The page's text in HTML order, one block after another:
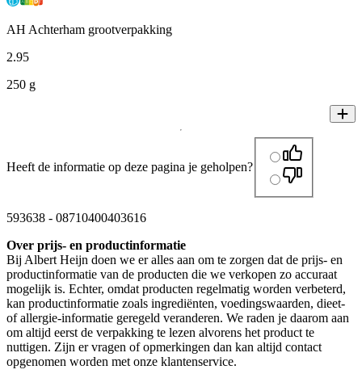
AH Achterham grootverpakking
2.95
250 g
Heeft de informatie op deze pagina je geholpen?
593638 - 08710400403616
Over prijs- en productinformatie
Bij Albert Heijn doen we er alles aan om te zorgen dat de prijs- en
productinformatie van de producten die we verkopen zo accuraat
mogelijk is. Echter, omdat producten regelmatig worden verbeterd,
kan productinformatie zoals ingrediënten, voedingswaarden, dieet-
of allergie-informatie geregeld veranderen. We raden je daarom aan
om altijd eerst de verpakking te lezen alvorens het product te
nuttigen. Zijn er vragen of opmerkingen dan kan altijd contact
opgenomen worden met onze klantenservice.